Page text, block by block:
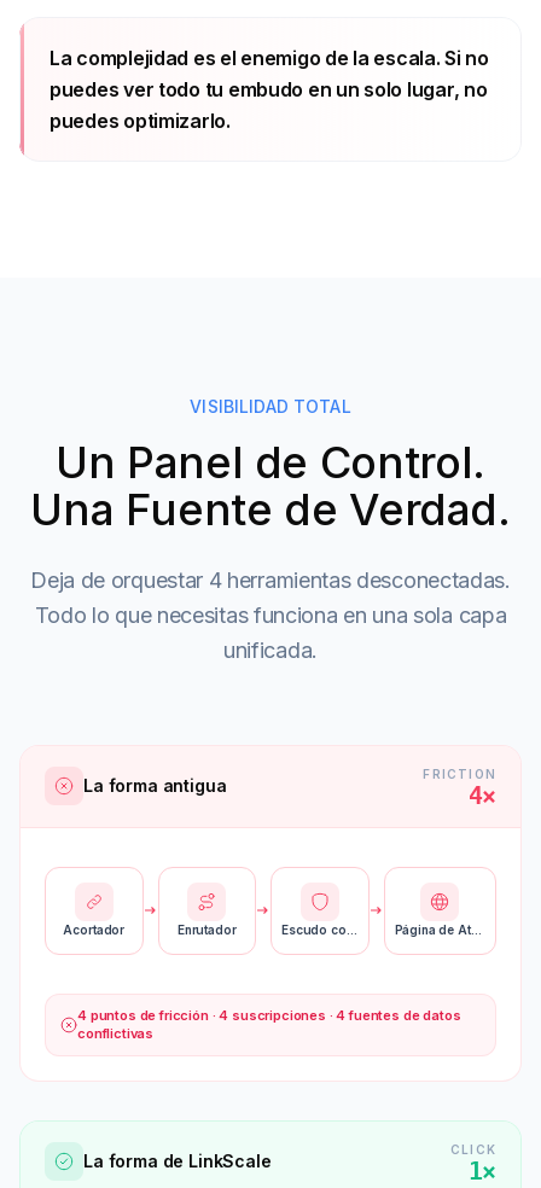
La complejidad es el enemigo de la escala. Si no
puedes ver todo tu embudo en un solo lugar, no
puedes optimizarlo.
VISIBILIDAD TOTAL
Un Panel de Control.
Una Fuente de Verdad.
Deja de orquestar 4 herramientas desconectadas.
Todo lo que necesitas funciona en una sola capa
unificada.
La forma antigua
FRICTION
4×
Acortador Enrutador Página de Aterrizaje
4 puntos de fricción · 4 suscripciones · 4 fuentes de datos
conflictivas
La forma de LinkScale
CLICK
1×